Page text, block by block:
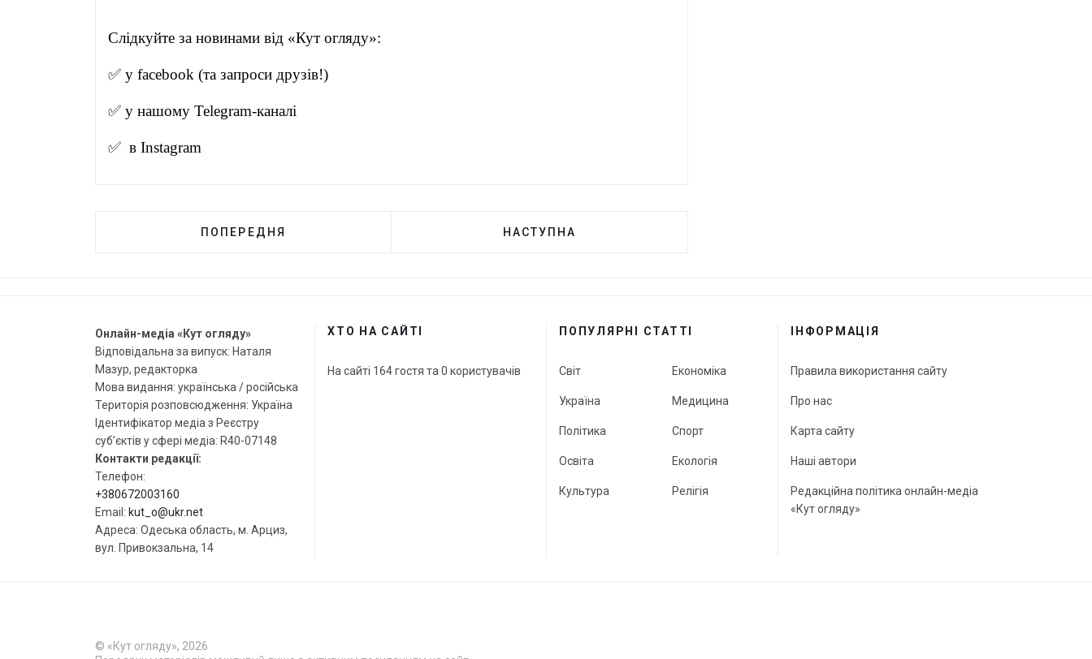
Слідкуйте за новинами від «Кут огляду»:
✅ у facebook (та запроси друзів!)
✅ у нашому Telegram-каналі
✅ в Instagram
ПОПЕРЕДНЯ НАСТУПНА
Онлайн-медіа «Кут огляду»
Відповідальна за випуск: Наталя
Мазур, редакторка
Мова видання: українська / російська
Територія розповсюдження: Україна
Ідентифікатор медіа з Реєстру
суб’єктів у сфері медіа: R40-07148
Контакти редакції:
Телефон:
+380672003160
Email: kut_o@ukr.net
Адреса: Одеська область, м. Арциз,
вул. Привокзальна, 14
ХТО НА САЙТІ
На сайті 164 гостя та 0 користувачів
ПОПУЛЯРНІ СТАТТІ
Світ
Україна
Політика
Освіта
Культура
Економіка
Медицина
Спорт
Екологія
Релігія
ІНФОРМАЦІЯ
Правила використання сайту
Про нас
Карта сайту
Наші автори
Редакційна політика онлайн-медіа
«Кут огляду»
© «Кут огляду», 2026